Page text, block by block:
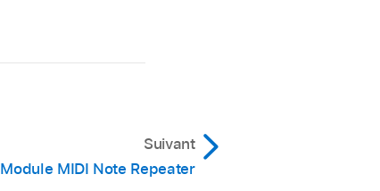
Suivant
Module MIDI Note Repeater